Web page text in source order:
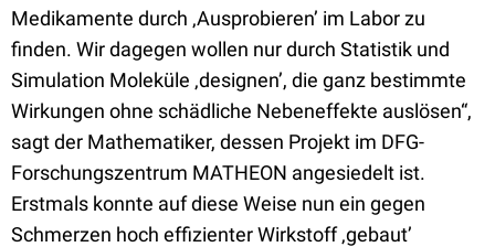
Medikamente durch ‚Ausprobieren’ im Labor zu
finden. Wir dagegen wollen nur durch Statistik und
Simulation Moleküle ‚designen’, die ganz bestimmte
Wirkungen ohne schädliche Nebeneffekte auslösen“,
sagt der Mathematiker, dessen Projekt im DFG-
Forschungszentrum MATHEON angesiedelt ist.
Erstmals konnte auf diese Weise nun ein gegen
Schmerzen hoch effizienter Wirkstoff ‚gebaut’